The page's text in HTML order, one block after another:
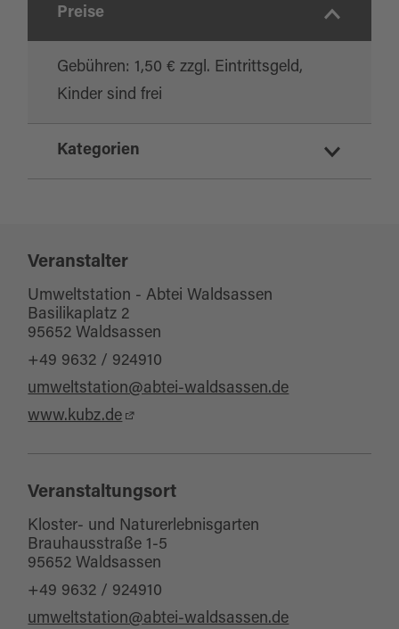
Preise
Gebühren: 1,50 € zzgl. Eintrittsgeld,
Kinder sind frei
Kategorien
Veranstalter
Umweltstation - Abtei Waldsassen
Basilikaplatz 2
95652 Waldsassen
+49 9632 / 924910
umweltstation@abtei-waldsassen.de
www.kubz.de
Veranstaltungsort
Kloster- und Naturerlebnisgarten
Brauhausstraße 1-5
95652 Waldsassen
+49 9632 / 924910
umweltstation@abtei-waldsassen.de